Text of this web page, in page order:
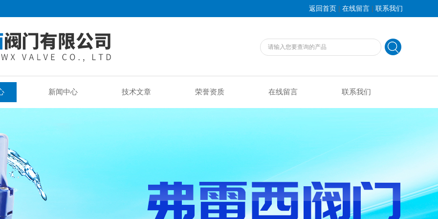
返回首页 | 在线留言 | 联系我们
新闻中心 技术文章 荣誉资质 在线留言 联系我们